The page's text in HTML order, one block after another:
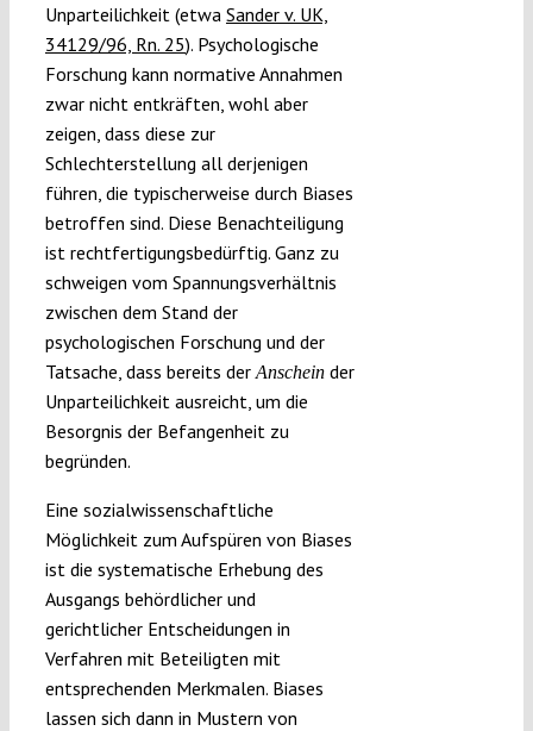
Unparteilichkeit (etwa Sander v. UK,
34129/96, Rn. 25). Psychologische
Forschung kann normative Annahmen
zwar nicht entkräften, wohl aber
zeigen, dass diese zur
Schlechterstellung all derjenigen
führen, die typischerweise durch Biases
betroffen sind. Diese Benachteiligung
ist rechtfertigungsbedürftig. Ganz zu
schweigen vom Spannungsverhältnis
zwischen dem Stand der
psychologischen Forschung und der
Tatsache, dass bereits der Anschein der
Unparteilichkeit ausreicht, um die
Besorgnis der Befangenheit zu
begründen.
Eine sozialwissenschaftliche
Möglichkeit zum Aufspüren von Biases
ist die systematische Erhebung des
Ausgangs behördlicher und
gerichtlicher Entscheidungen in
Verfahren mit Beteiligten mit
entsprechenden Merkmalen. Biases
lassen sich dann in Mustern von